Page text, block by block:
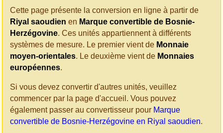
Cette page présente la conversion en ligne à partir de
Riyal saoudien en Marque convertible de Bosnie-
Herzégovine. Ces unités appartiennent à différents
systèmes de mesure. Le premier vient de Monnaie
moyen-orientales. Le deuxième vient de Monnaies
européennes.
Si vous devez convertir d'autres unités, veuillez
commencer par la page d'accueil. Vous pouvez
également passer au convertisseur pour Marque
convertible de Bosnie-Herzégovine en Riyal saoudien.